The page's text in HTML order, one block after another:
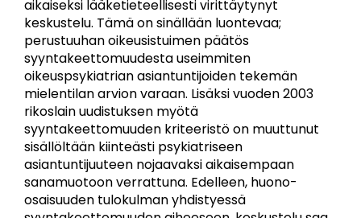
aikaiseksi lääketieteellisesti virittäytynyt
keskustelu. Tämä on sinällään luontevaa;
perustuuhan oikeusistuimen päätös
syyntakeettomuudesta useimmiten
oikeuspsykiatrian asiantuntijoiden tekemän
mielentilan arvion varaan. Lisäksi vuoden 2003
rikoslain uudistuksen myötä
syyntakeettomuuden kriteeristö on muuttunut
sisällöltään kiinteästi psykiatriseen
asiantuntijuuteen nojaavaksi aikaisempaan
sanamuotoon verrattuna. Edelleen, huono-
osaisuuden tulokulman yhdistyessä